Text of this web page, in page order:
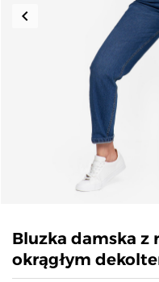
Poprzedni
keyboard_arrow_left
Bluzka damska z
okrągłym